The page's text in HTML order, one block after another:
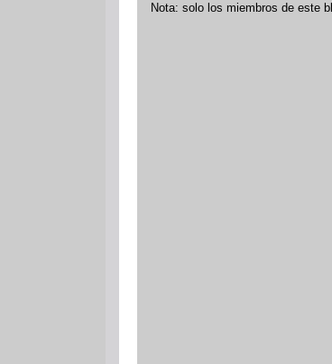
Nota: solo los miembros de este